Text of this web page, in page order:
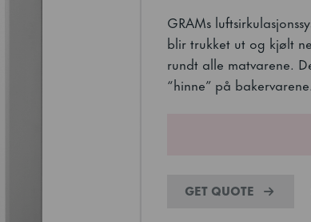
GRAMs
blir trukket ut og kjølt
rundt alle matvarene.
“hinne” på bakervarene.
GET QUOTE